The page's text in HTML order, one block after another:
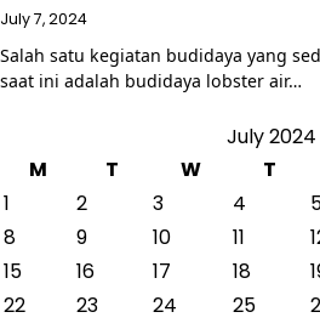
July 7, 2024
Salah satu kegiatan budidaya yang
saat ini adalah budidaya lobster air…
July 2024
M
T W T
1
2 3 4
8
9 10 11
15
16 17 18
22
23 24 25